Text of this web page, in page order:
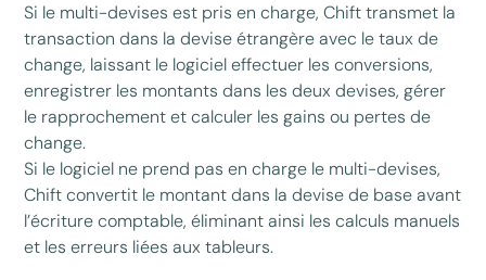
Si le multi-devises est pris en charge, Chift transmet la
transaction dans la devise étrangère avec le taux de
change, laissant le logiciel effectuer les conversions,
enregistrer les montants dans les deux devises, gérer
le rapprochement et calculer les gains ou pertes de
change.
Si le logiciel ne prend pas en charge le multi-devises,
Chift convertit le montant dans la devise de base avant
l’écriture comptable, éliminant ainsi les calculs manuels
et les erreurs liées aux tableurs.